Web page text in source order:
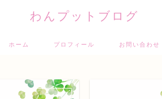
わんプットブログ
ホーム プロフィール お問い合わせ